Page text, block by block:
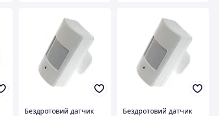
Бездротовий датчик
Бездротовий датчик